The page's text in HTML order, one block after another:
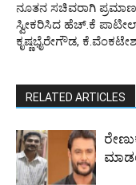
ನೂತನ ಸಚಿವರಾಗಿ
ಸ್ವೀಕರಿಸಿದ ಹೆಚ್.ಕೆ
ಕೃಷ್ಣಭೈರೇಗೌಡ,
RELATED ARTICLES